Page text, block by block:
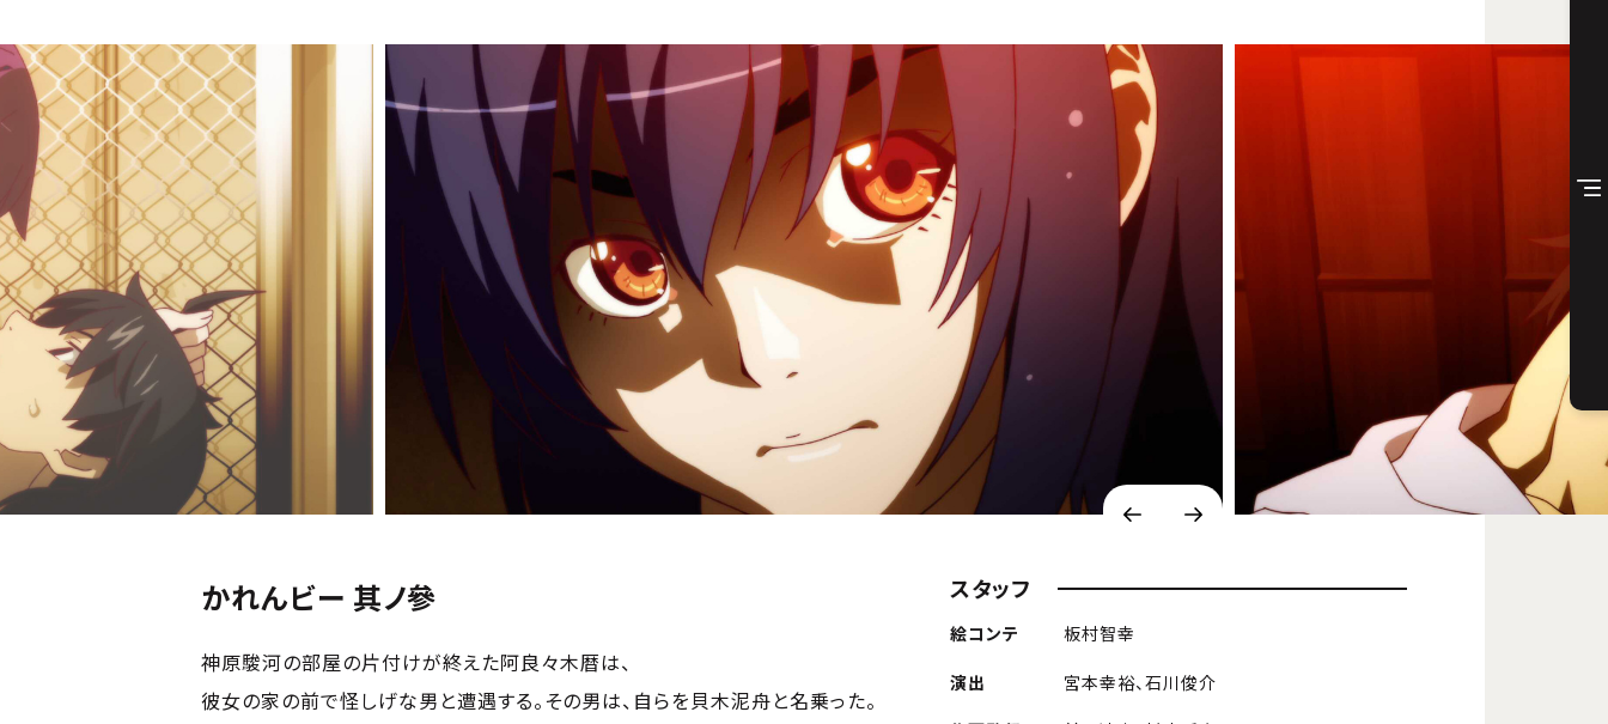
かれんビー 其ノ參
神原駿河の部屋の片付けが終えた阿良々木暦は、
彼女の家の前で怪しげな男と遭遇する。その男は、自らを貝木泥舟と名乗った。
スタッフ
絵コンテ 板村智幸
演出 宮本幸裕、石川俊介